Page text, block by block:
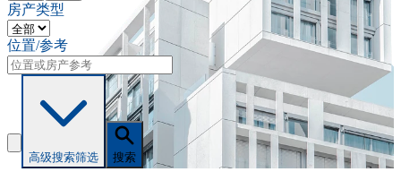
房产类型
位置/参考
高级搜索筛选 搜索